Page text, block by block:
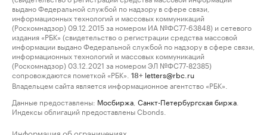
выдано Федеральной службой по надзору в сфере связи,
информационных технологий и массовых коммуникаций
(Роскомнадзор) 09.12.2015 за номером ИА №ФС77-63848) и сетевого
издания «РБК» (свидетельство о регистрации средства массовой
информации выдано Федеральной службой по надзору в сфере связи,
информационных технологий и массовых коммуникаций
(Роскомнадзор) 03.12.2021 за номером ЭЛ №ФС77-82385)
сопровождаются пометкой «РБК».
18+ letters@rbc.ru
Владельцем сайта является информационное агентство «РБК».
Данные предоставлены: Мосбиржа Санкт-Петербургская биржа
Индексы облигаций предоставлены Cbonds.
Информация об ограничениях